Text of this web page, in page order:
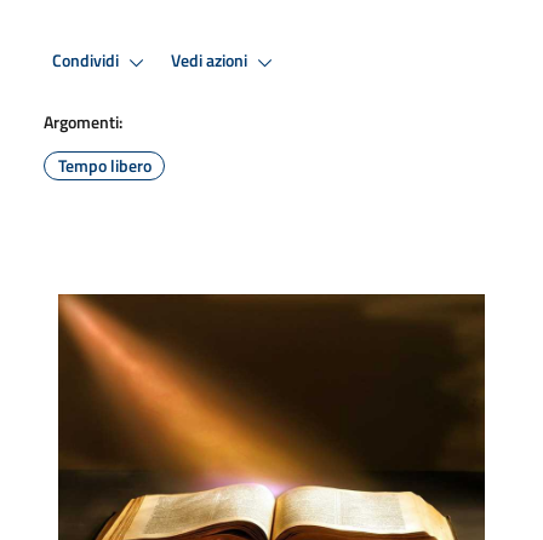
Condividi Vedi azioni
Argomenti:
Tempo libero